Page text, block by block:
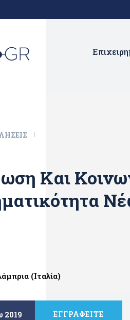
Και
(Ιταλία)
2019 ΕΓΓΡΑΦΕΙΤΕ